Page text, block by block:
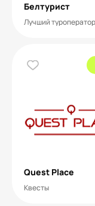
Белтурист
Quest Place
Квесты